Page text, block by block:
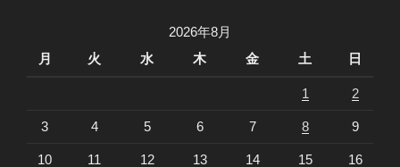
2026年8月
月
火 水 木 金 土 日
1 2
3 4 5 6 7 8 9
10 11 12 13 14 15 16